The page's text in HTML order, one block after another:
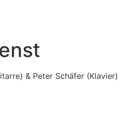
& Peter Schäfer (Klavier)